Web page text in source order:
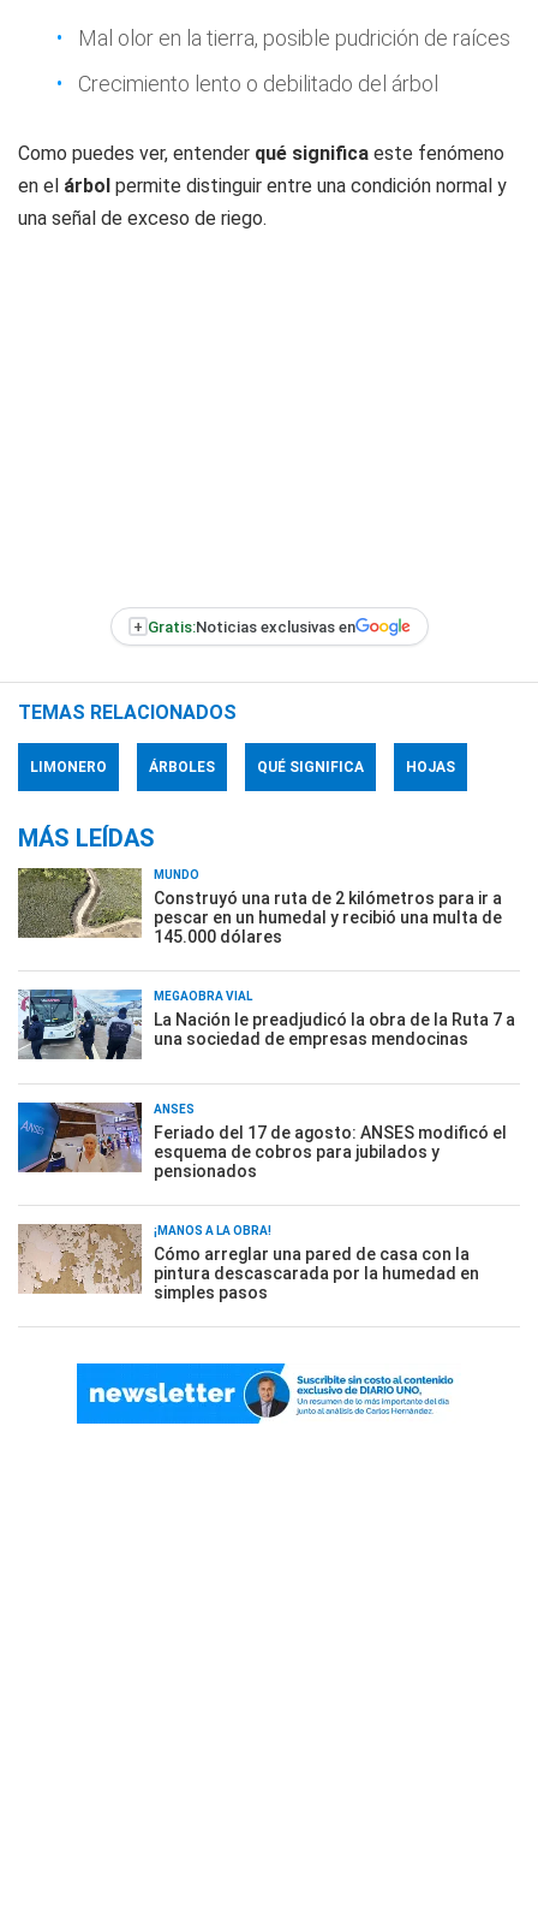
Mal olor en la tierra, posible pudrición de raíces
Crecimiento lento o debilitado del árbol
Como puedes ver, entender qué significa este fenómeno
en el árbol permite distinguir entre una condición normal y
una señal de exceso de riego.
+ Gratis:Noticias exclusivas en
TEMAS RELACIONADOS
LIMONERO ÁRBOLES QUÉ SIGNIFICA HOJAS
MÁS LEÍDAS
MUNDO
Construyó una ruta de 2 kilómetros para ir a
pescar en un humedal y recibió una multa de
145.000 dólares
MEGAOBRA VIAL
La Nación le preadjudicó la obra de la Ruta 7 a
una sociedad de empresas mendocinas
ANSES
Feriado del 17 de agosto: ANSES modificó el
esquema de cobros para jubilados y
pensionados
¡MANOS A LA OBRA!
Cómo arreglar una pared de casa con la
pintura descascarada por la humedad en
simples pasos